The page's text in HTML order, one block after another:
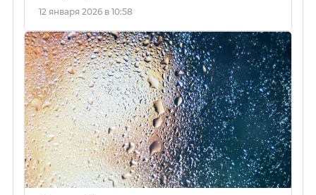
12 января 2026 в 10:58